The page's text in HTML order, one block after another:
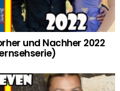
und Nachher 2022